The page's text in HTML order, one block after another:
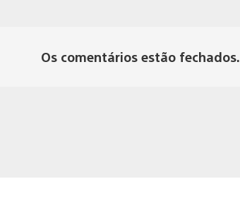
Os comentários estão fechados.